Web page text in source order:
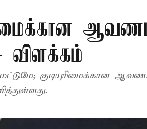
விளக்கம்
குடியுரிமைக்கான